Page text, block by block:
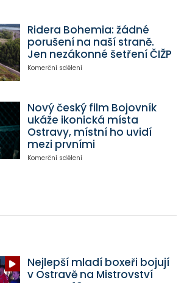
Ridera Bohemia: žádné
porušení na naší straně.
Jen nezákonné šetření ČIŽP
Komerční sdělení
Nový český film Bojovník
ukáže ikonická místa
Ostravy, místní ho uvidí
mezi prvními
Komerční sdělení
Nejlepší mladí boxeři bojují
v Ostravě na Mistrovství